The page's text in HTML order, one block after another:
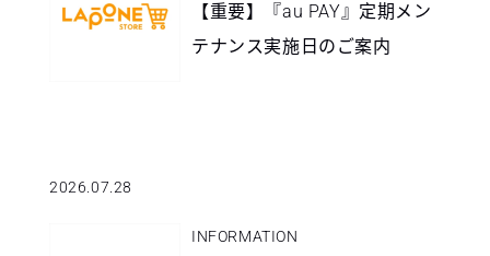
【重要】『au PAY』定期メン
テナンス実施日のご案内
2026.07.28
INFORMATION